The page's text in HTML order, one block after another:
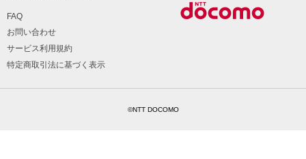
FAQ
お問い合わせ
サービス利用規約
特定商取引法に基づく表示
©NTT DOCOMO